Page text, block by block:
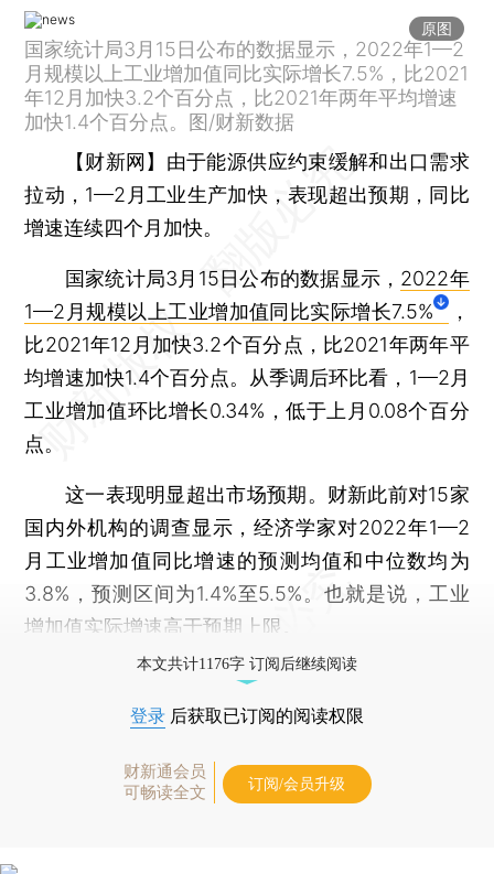
原图
国家统计局3月15日公布的数据显示，2022年1—2
月规模以上工业增加值同比实际增长7.5%，比2021
年12月加快3.2个百分点，比2021年两年平均增速
加快1.4个百分点。图/财新数据
【财新网】 由于能源供应约束缓解和出口需求
拉动，1—2月工业生产加快，表现超出预期，同比
增速连续四个月加快。
国家统计局3月15日公布的数据显示， 2022年
1—2月规模以上工业增加值同比实际增长7.5%
，
比2021年12月加快3.2个百分点，比2021年两年平
均增速加快1.4个百分点。从季调后环比看，1—2月
工业增加值环比增长0.34%，低于上月0.08个百分
点。
这一表现明显超出市场预期。财新此前对15家
国内外机构的调查显示，经济学家对2022年1—2
月工业增加值同比增速的预测均值和中位数均为
3.8%，预测区间为1.4%至5.5%。也就是说，工业
增加值实际增速高于预期上限。
本文共计1176字 订阅后继续阅读
登录 后获取已订阅的阅读权限
财新通会员
可畅读全文
订阅/会员升级